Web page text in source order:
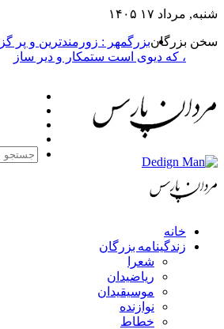
مرداد ۱۷ ۱۴۰۵
بزرگانبزرگمهر : زورمندترین و پر
، که دیوی است ستمکار و دیر ساز
فیس
بوک
X
یوتیوب
اینستاگرام
خانه
زندگینامه بزرگان
شعرا
ریاضیدان
موسیقیدان
نوازنده
خطاط